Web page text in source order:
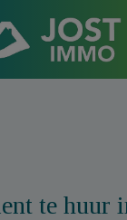
te huur